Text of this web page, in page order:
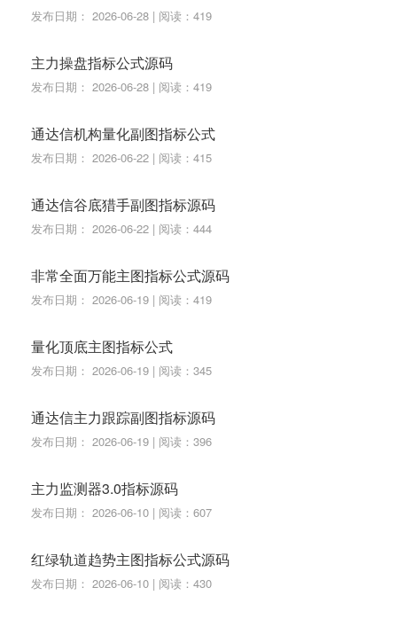
发布日期： 2026-06-28 | 阅读：419
主力操盘指标公式源码
发布日期： 2026-06-28 | 阅读：419
通达信机构量化副图指标公式
发布日期： 2026-06-22 | 阅读：415
通达信谷底猎手副图指标源码
发布日期： 2026-06-22 | 阅读：444
非常全面万能主图指标公式源码
发布日期： 2026-06-19 | 阅读：419
量化顶底主图指标公式
发布日期： 2026-06-19 | 阅读：345
通达信主力跟踪副图指标源码
发布日期： 2026-06-19 | 阅读：396
主力监测器3.0指标源码
发布日期： 2026-06-10 | 阅读：607
红绿轨道趋势主图指标公式源码
发布日期： 2026-06-10 | 阅读：430